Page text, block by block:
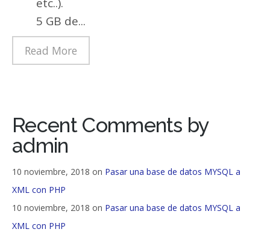
5 GB de...
Read More
Recent Comments by
admin
10 noviembre, 2018 on Pasar una base de datos MYSQL a
XML con PHP
10 noviembre, 2018 on Pasar una base de datos MYSQL a
XML con PHP